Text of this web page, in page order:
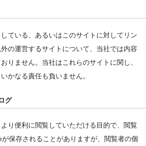
ている、あるいはこのサイトに対してリン
の運営するサイトについて、当社では内容
りません。当社はこれらのサイトに関し、
かなる責任も負いません。
グ
り便利に閲覧していただける目的で、閲覧
保存されることがありますが、閲覧者の個